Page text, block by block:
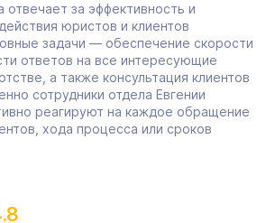
отвечает за эффективность и
юристов и клиентов
задачи — обеспечение скорости
ответов на все интересующие
а также консультация клиентов
сотрудники отдела Евгении
реагируют на каждое обращение
хода процесса или сроков